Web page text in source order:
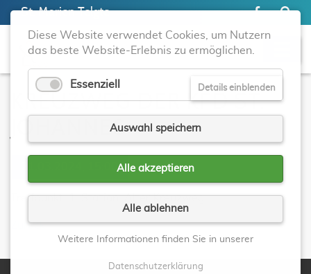
St. Marien Telgte
KREUZWEG DER KFD ST.
JOHANNES
21.03.2024, 15:00
Treffpunkt: 1. Station, Alter Kreuzweg
Zurück
Diese Website verwendet Cookies, um Nutzern
das beste Website-Erlebnis zu ermöglichen.
Essenziell Details einblenden
Auswahl speichern
Alle akzeptieren
Alle ablehnen
Weitere Informationen finden Sie in unserer
Datenschutzerklärung